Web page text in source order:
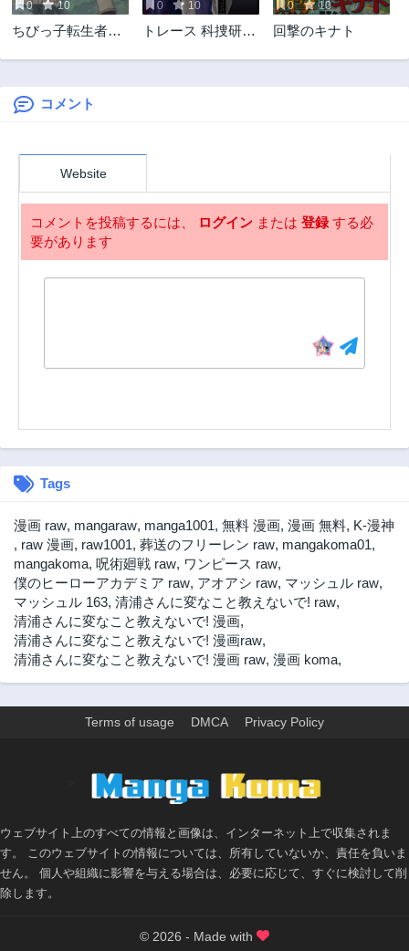
0 10
ちびっ子転生者は
子だったけど、聖
獣と一緒にちゅど
0 10
トレース 科捜研法
0 10
回撃のキナト
コメント
Website
コメントを投稿するには、 ログイン または 登録する必
要があります
Tags
漫画 raw, mangaraw, manga1001, 無料 漫画, 漫画 無料, K-漫神
, raw 漫画, raw1001, 葬送のフリーレン raw, mangakoma01,
mangakoma, 呪術廻戦 raw, ワンピース raw,
僕のヒーローアカデミア raw, アオアシ raw, マッシュル raw,
マッシュル 163, 清浦さんに変なこと教えないで! raw,
清浦さんに変なこと教えないで! 漫画,
清浦さんに変なこと教えないで! 漫画raw,
清浦さんに変なこと教えないで! 漫画 raw, 漫画 koma,
Terms of usage DMCA Privacy Policy
ウェブサイト上のすべての情報と画像は、インターネット上で収集されま
す。 このウェブサイトの情報については、所有していないか、責任を負いま
せん。 個人や組織に影響を与える場合は、必要に応じて、すぐに検討して削
除します。
© 2026 - Made with